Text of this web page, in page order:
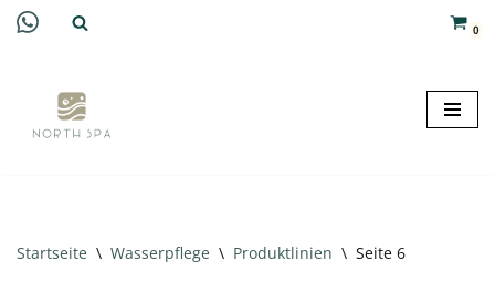
springen
0
Startseite \ Wasserpflege \ Produktlinien \ Seite 6